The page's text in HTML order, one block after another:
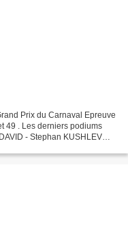
Prix du Carnaval Epreuve
49 . Les derniers podiums
- Stephan KUSHLEV